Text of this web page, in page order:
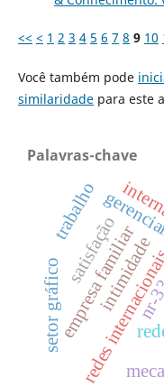
<< < 1 2 3 4 5 6 7 8 9 10
Você também pode
similaridadepara este
Palavras-chave
redesintimidade
empresa familiarnr-
setor gráfico
satisfação
trabalho